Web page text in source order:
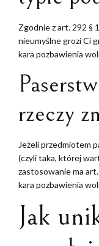
Zgodnie z art. 292 §
nieumyślne grozi Ci
kara pozbawienia
rzeczy
Jeżeli przedmiotem
(czyli taka, której
zastosowanie ma
kara pozbawienia
Jak